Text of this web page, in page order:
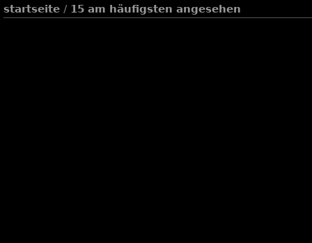
startseite/ 15 am häufigsten angesehen